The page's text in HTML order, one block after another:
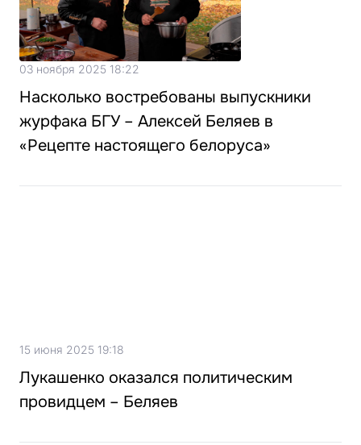
03 ноября 2025 18:22
Насколько востребованы выпускники
журфака БГУ – Алексей Беляев в
«Рецепте настоящего белоруса»
15 июня 2025 19:18
Лукашенко оказался политическим
провидцем – Беляев